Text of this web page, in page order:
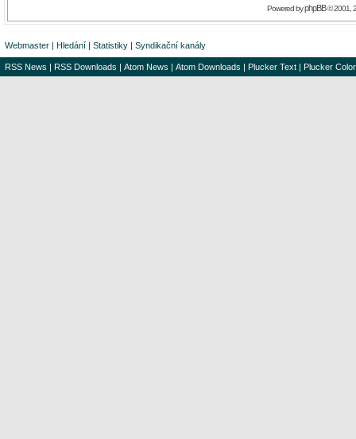
Powered byphpBB© 2001,
Webmaster | Hledání | Statistiky | Syndikační kanály
RSS News | RSS Downloads | Atom News | Atom Downloads | Plucker Text | Plucker Color